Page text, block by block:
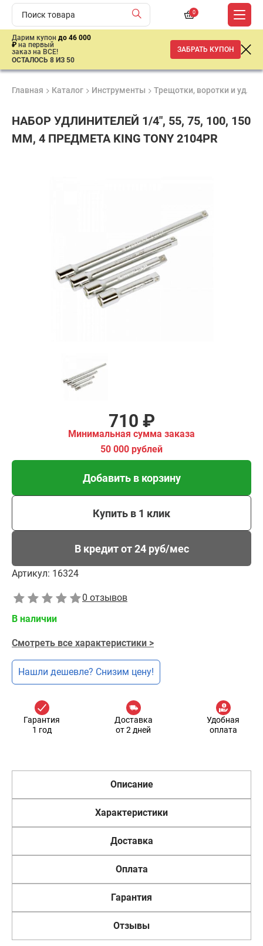
0
Дарим купон до 46 000
₽ на первый
заказ на ВСЕ!
ОСТАЛОСЬ 8 ИЗ 50
ЗАБРАТЬ КУПОН
Главная Каталог Инструменты Трещотки, воротки и
НАБОР УДЛИНИТЕЛЕЙ 1/4", 55, 75, 100, 150
ММ, 4 ПРЕДМЕТА KING TONY 2104PR
710 ₽
Минимальная сумма заказа
50 000 рублей
Добавить в корзину
Купить в 1 клик
В кредит от 24 руб/мес
Артикул: 16324
0 отзывов
В наличии
Смотреть все характеристики >
Нашли дешевле? Снизим цену!
Гарантия
1 год
Доставка
от 2 дней
Удобная
оплата
Описание
Характеристики
Доставка
Оплата
Гарантия
Отзывы
Добавить в корзину
В кредит от 24 руб/мес